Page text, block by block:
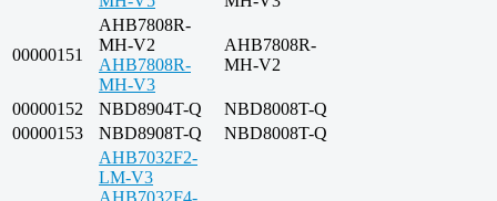
00000151
AHB7808R-
MH-V2
AHB7808R-
MH-V3
AHB7808R-
MH-V2
00000152 NBD8904T-Q
NBD8008T-Q
00000153
NBD8908T-Q NBD8008T-Q
AHB7032F2-
LM-V3